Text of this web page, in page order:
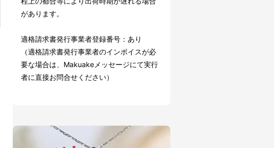
があります。
適格請求書発行事業者登録番号：あり
（適格請求書発行事業者のインボイスが必
要な場合は、Makuakeメッセージにて実行
者に直接お問合せください）